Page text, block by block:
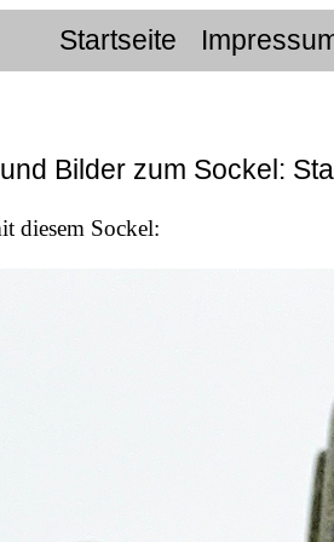
Startseite
Bilder zum Sockel:
diesem Sockel: